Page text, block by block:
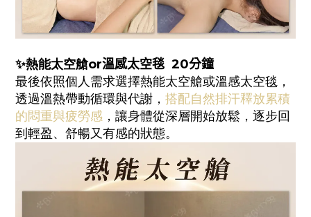
✨熱能太空艙or溫感太空毯 20分鐘
最後依照個人需求選擇熱能太空艙或溫感太空毯，
透過溫熱帶動循環與代謝， 搭配自然排汗釋放累積
的悶重與疲勞感 ，讓身體從深層開始放鬆，逐步回
到輕盈、舒暢又有感的狀態。